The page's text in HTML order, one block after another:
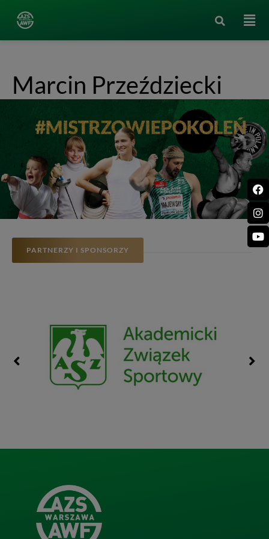
Marcin Przeździecki
PARTNERZY I SPONSORZY